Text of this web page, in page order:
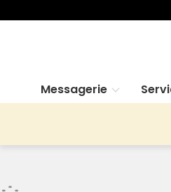
Messagerie